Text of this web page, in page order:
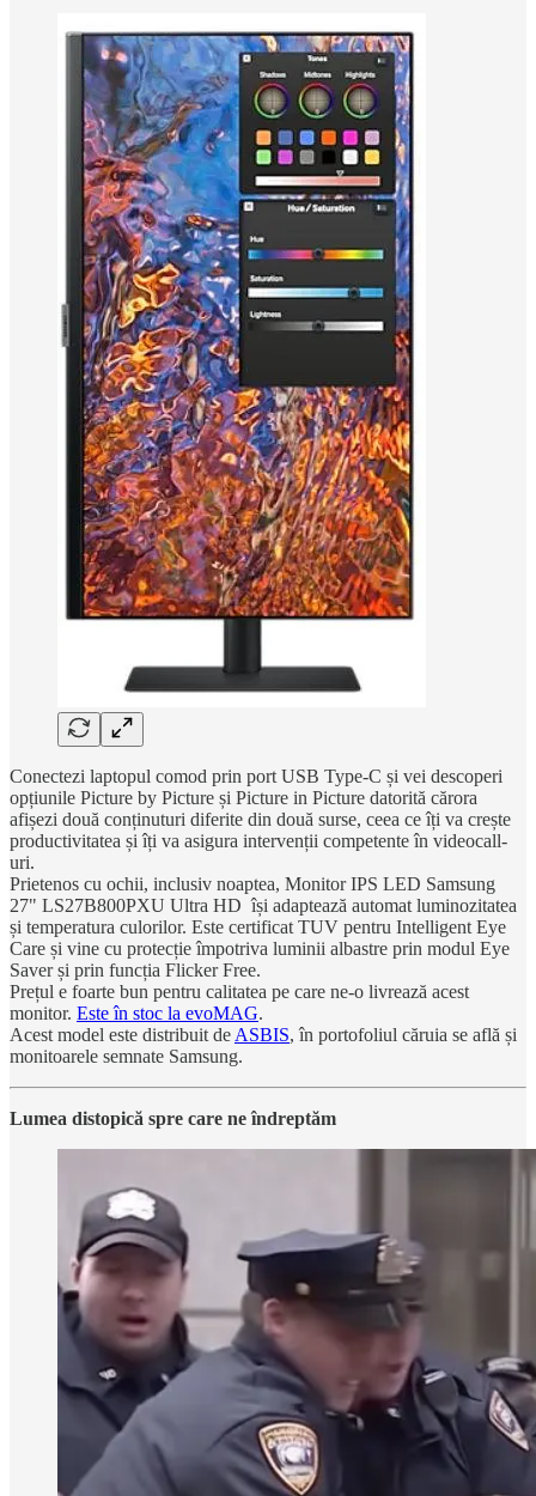
Conectezi laptopul comod prin port USB Type-C și vei descoperi
opțiunile Picture by Picture și Picture in Picture datorită cărora
afișezi două conținuturi diferite din două surse, ceea ce îți va crește
productivitatea și îți va asigura intervenții competente în videocall-
uri.
Prietenos cu ochii, inclusiv noaptea, Monitor IPS LED Samsung
27" LS27B800PXU Ultra HD își adaptează automat luminozitatea
și temperatura culorilor. Este certificat TUV pentru Intelligent Eye
Care și vine cu protecție împotriva luminii albastre prin modul Eye
Saver și prin funcția Flicker Free.
Prețul e foarte bun pentru calitatea pe care ne-o livrează acest
monitor. Este în stoc la evoMAG.
Acest model este distribuit de ASBIS, în portofoliul căruia se află și
monitoarele semnate Samsung.
Lumea distopică spre care ne îndreptăm